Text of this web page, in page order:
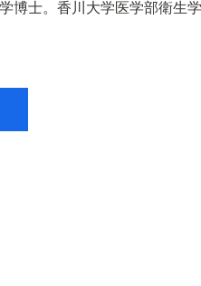
博士。香川大学医学部衛生